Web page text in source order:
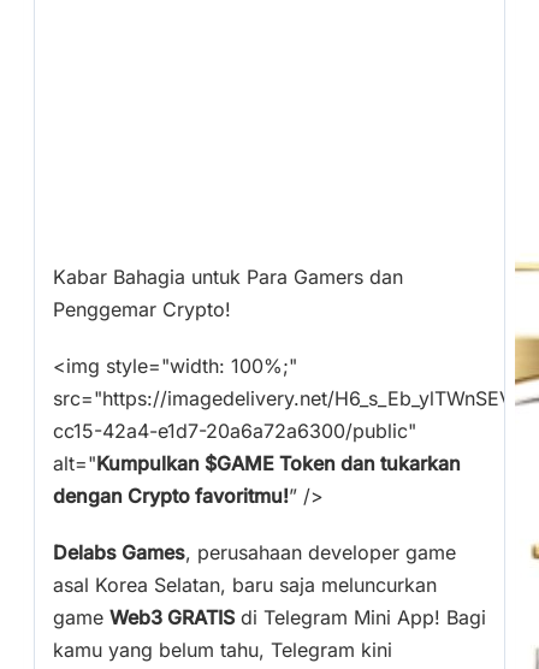
Kabar Bahagia untuk Para Gamers dan
Penggemar Crypto!
<img style="width: 100%;"
src="https://imagedelivery.net/
cc15-42a4-e1d7-20a6a72a6300/public"
alt="Kumpulkan $GAME Token dan tukarkan
dengan Crypto favoritmu!” />
Delabs Games, perusahaan developer game
asal Korea Selatan, baru saja meluncurkan
game Web3 GRATISdi Telegram Mini App! Bagi
kamu yang belum tahu, Telegram kini